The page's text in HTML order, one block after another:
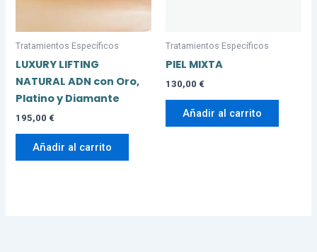
Tratamientos Específicos
LUXURY LIFTING
NATURAL ADN con Oro,
Platino y Diamante
195,00 €
Añadir al carrito
Tratamientos Específicos
PIEL MIXTA
130,00 €
Añadir al carrito